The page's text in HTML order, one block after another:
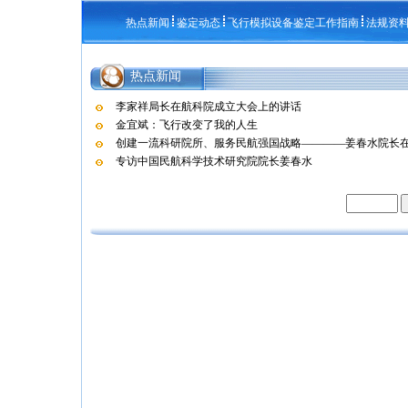
热点新闻 鉴定动态 飞行模拟设备鉴定工作指南 法规资
热点新闻
李家祥局长在航科院成立大会上的讲话
金宜斌：飞行改变了我的人生
创建一流科研院所、服务民航强国战略————姜春水院长
专访中国民航科学技术研究院院长姜春水